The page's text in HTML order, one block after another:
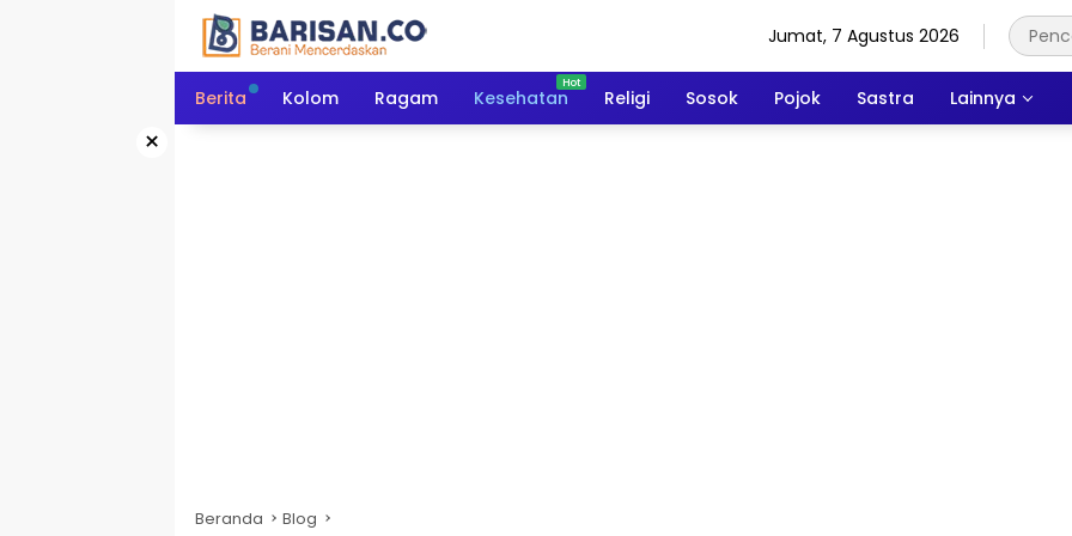
Jumat, 7 Agustus 2026
Berita Kolom Ragam Kesehatan Religi Sosok Pojok Sastra Lainnya
×
Beranda Blog